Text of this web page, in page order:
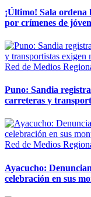
¡Último! Sala ordena
por crímenes de
Red de Medios
Puno: Sandia
carreteras y
Red de Medios
Ayacucho:
celebración en sus